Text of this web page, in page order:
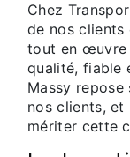
Chez
de nos
tout en œuvre
qualité, fiable
Massy
nos clients, et
mériter cette